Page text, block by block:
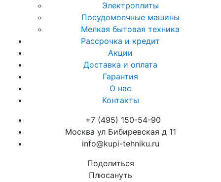
Электроплиты
Посудомоечные машины
Мелкая бытовая техника
Рассрочка и кредит
Акции
Доставка и оплата
Гарантия
О нас
Контакты
+7 (495) 150-54-90
Москва ул Бибиревская д 11
info@kupi-tehniku.ru
Поделиться
Плюсануть